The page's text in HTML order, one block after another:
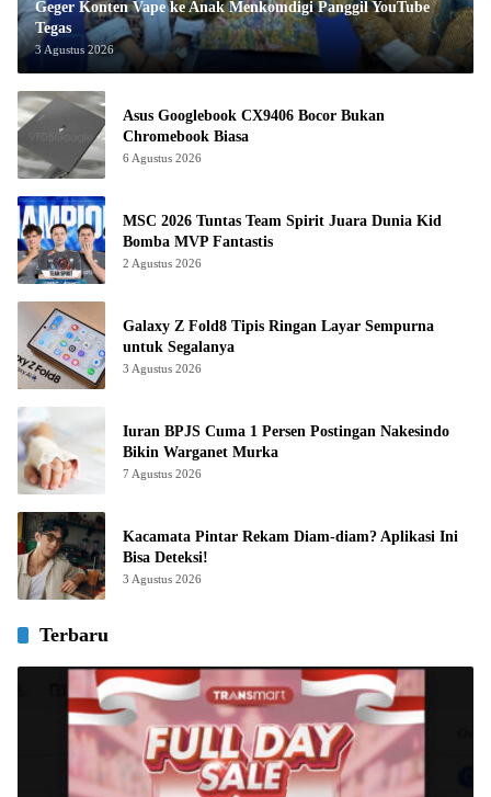
Geger Konten Vape ke Anak Menkomdigi Panggil YouTube
Tegas
3 Agustus 2026
Asus Googlebook CX9406 Bocor Bukan
Chromebook Biasa
6 Agustus 2026
MSC 2026 Tuntas Team Spirit Juara Dunia Kid
Bomba MVP Fantastis
2 Agustus 2026
Galaxy Z Fold8 Tipis Ringan Layar Sempurna
untuk Segalanya
3 Agustus 2026
Iuran BPJS Cuma 1 Persen Postingan Nakesindo
Bikin Warganet Murka
7 Agustus 2026
Kacamata Pintar Rekam Diam-diam? Aplikasi Ini
Bisa Deteksi!
3 Agustus 2026
Terbaru